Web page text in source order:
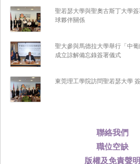
聯絡我們
職位空缺
版權及免責聲明
聖若瑟大學與聖奧古斯丁大學
球夥伴關係
聖大參與馬德拉大學舉行「中葡
成立諒解備忘錄簽署儀式
東莞理工學院訪問聖若瑟大學